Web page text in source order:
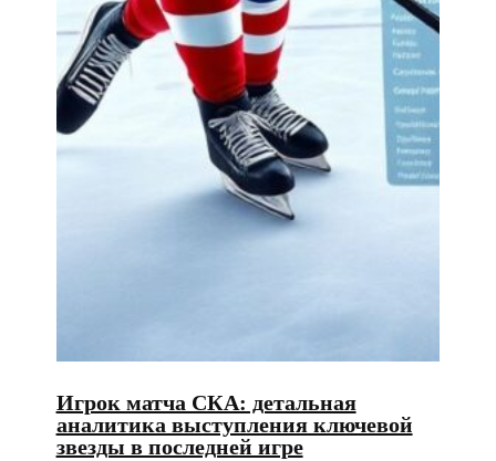
Игрок матча СКА: детальная
аналитика выступления ключевой
звезды в последней игре